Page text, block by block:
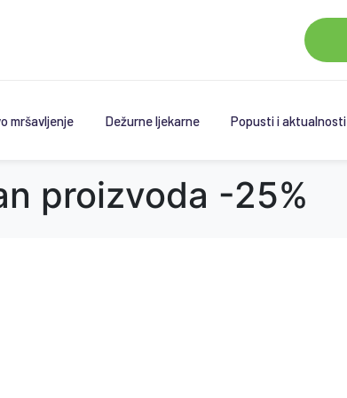
mršavljenje Dežurne ljekarne Popusti i aktualnosti
proizvoda -25%